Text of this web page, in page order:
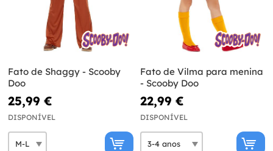
Fato de Shaggy - Scooby
Doo
25,99 €
DISPONÍVEL
Fato de Vilma para menina
- Scooby Doo
22,99 €
DISPONÍVEL